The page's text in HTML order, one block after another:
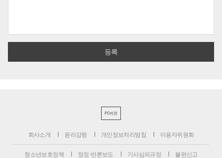
PC버전
회사소개 윤리강령 개인정보처리방침 이용자위원회
청소년보호정책 정정·반론보도 기사심의규정 불편신고